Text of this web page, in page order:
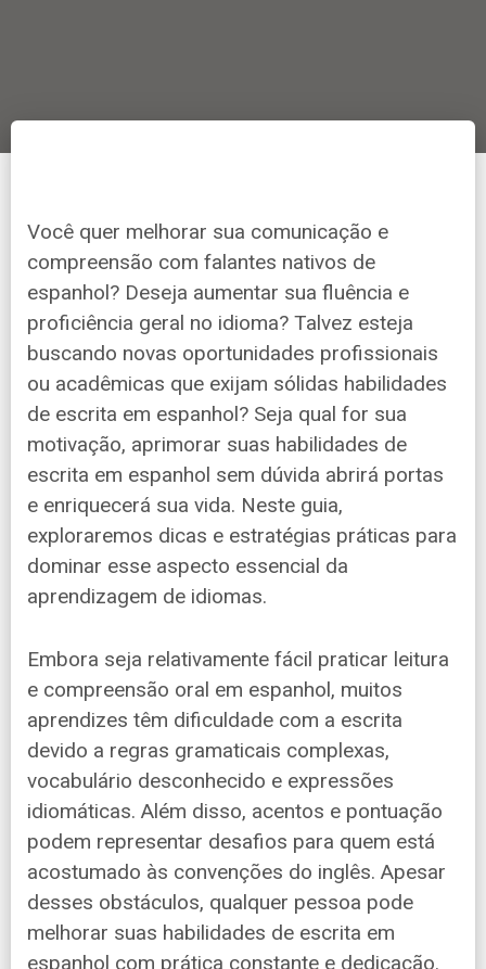
Você quer melhorar sua comunicação e
compreensão com falantes nativos de
espanhol? Deseja aumentar sua fluência e
proficiência geral no idioma? Talvez esteja
buscando novas oportunidades profissionais
ou acadêmicas que exijam sólidas habilidades
de escrita em espanhol? Seja qual for sua
motivação, aprimorar suas habilidades de
escrita em espanhol sem dúvida abrirá portas
e enriquecerá sua vida. Neste guia,
exploraremos dicas e estratégias práticas para
dominar esse aspecto essencial da
aprendizagem de idiomas.
Embora seja relativamente fácil praticar leitura
e compreensão oral em espanhol, muitos
aprendizes têm dificuldade com a escrita
devido a regras gramaticais complexas,
vocabulário desconhecido e expressões
idiomáticas. Além disso, acentos e pontuação
podem representar desafios para quem está
acostumado às convenções do inglês. Apesar
desses obstáculos, qualquer pessoa pode
melhorar suas habilidades de escrita em
espanhol com prática constante e dedicação.